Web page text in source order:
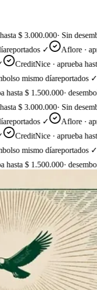
$ 3.000.000·Sin
✓ Aflore ·
CreditNice · aprueba hasta
mismo díareportados ✓
$ 1.500.000·
$ 3.000.000·Sin
✓ Aflore ·
CreditNice · aprueba hasta
mismo díareportados ✓
$ 1.500.000·